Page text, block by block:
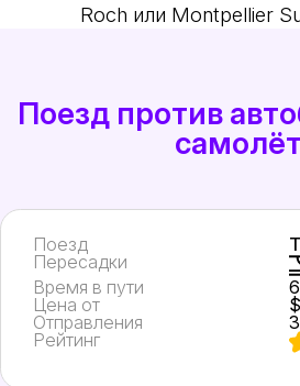
Roch или Montpellier
Поезд против
Поезд
Пересадки
Время в пути
Цена от
Отправления
Рейтинг